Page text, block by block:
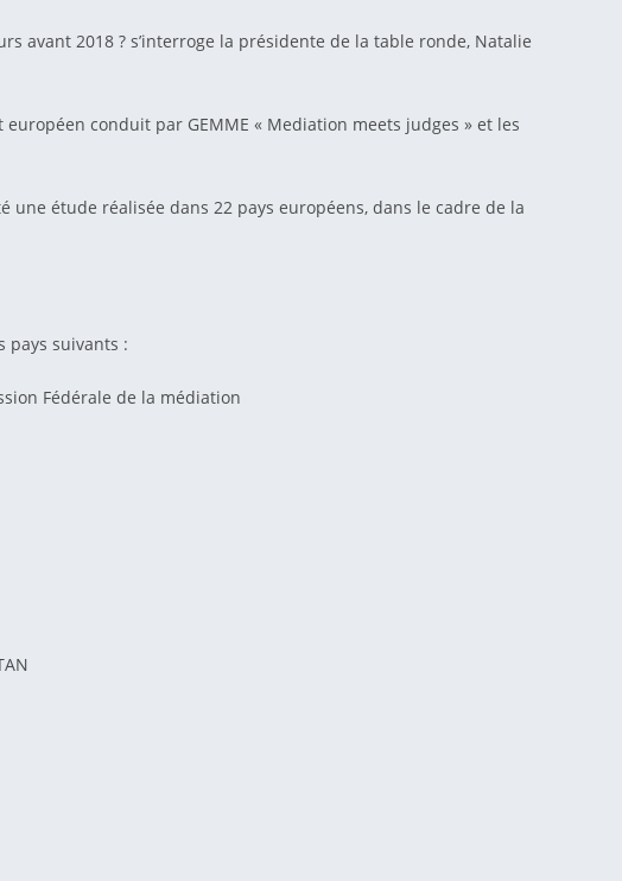
avant 2018 ? s’interroge la présidente de la table ronde, Natalie
conduit par GEMME « Mediation meets judges » et les
une étude réalisée dans 22 pays européens, dans le cadre de la
pays suivants :
Fédérale de la médiation